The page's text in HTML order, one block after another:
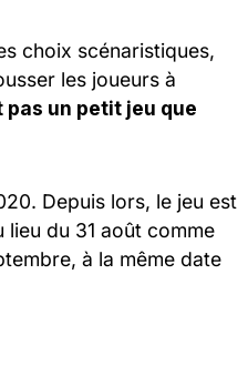
choix scénaristiques,
les joueurs à
pas un petit jeu que
Depuis lors, le jeu est
du 31 août comme
à la même date